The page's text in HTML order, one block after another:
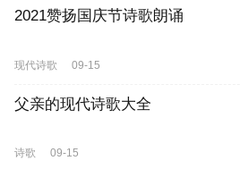
2021赞扬国庆节诗歌朗诵
现代诗歌 09-15
父亲的现代诗歌大全
诗歌 09-15